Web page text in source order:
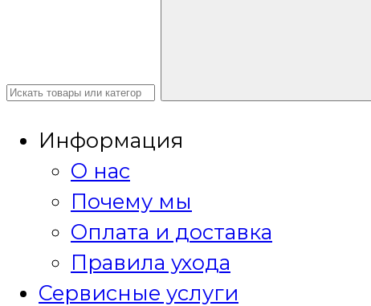
Информация
О нас
Почему мы
Оплата и доставка
Правила ухода
Сервисные услуги